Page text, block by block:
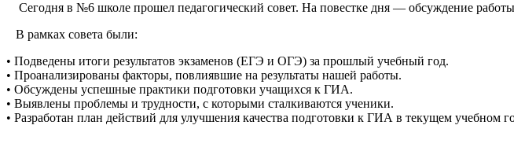
Сегодня в №6 школе прошел педагогический совет. На повестке дня — обсуждение
В рамках совета были:
• Подведены итоги результатов экзаменов (ЕГЭ и ОГЭ) за прошлый учебный год.
• Проанализированы факторы, повлиявшие на результаты нашей работы.
• Обсуждены успешные практики подготовки учащихся к ГИА.
• Выявлены проблемы и трудности, с которыми сталкиваются ученики.
• Разработан план действий для улучшения качества подготовки к ГИА в текущем учебном